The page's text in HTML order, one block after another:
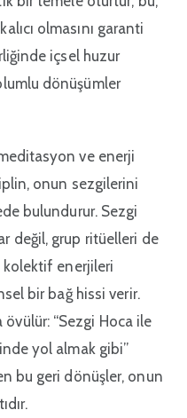
olmasını garanti
içsel huzur
dönüşümler
ve enerji
onun sezgilerini
bulundurur. Sezgi
değil, grup ritüelleri de
kolektif enerjileri
bir bağ hissi verir.
“Sezgi Hoca ile
yol almak gibi”
bu geri dönüşler, onun